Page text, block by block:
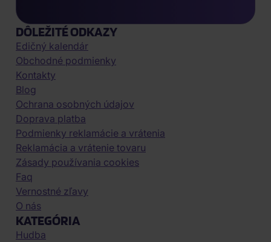
DÔLEŽITÉ ODKAZY
Edičný kalendár
Obchodné podmienky
Kontakty
Blog
Ochrana osobných údajov
Doprava platba
Podmienky reklamácie a vrátenia
Reklamácia a vrátenie tovaru
Zásady používania cookies
Faq
Vernostné zľavy
O nás
KATEGÓRIA
Hudba